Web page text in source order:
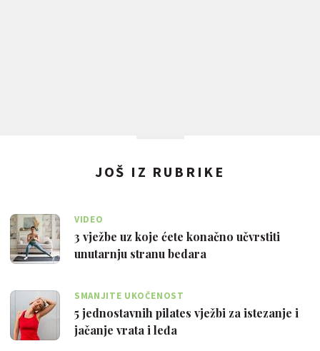
JOŠ IZ RUBRIKE
VIDEO
3 vježbe uz koje ćete konačno učvrstiti
unutarnju stranu bedara
SMANJITE UKOČENOST
5 jednostavnih pilates vježbi za istezanje i
jačanje vrata i leđa